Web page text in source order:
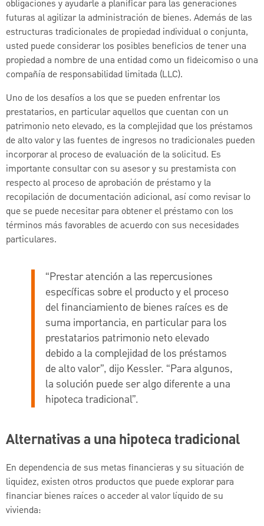
obligaciones y ayudarle a planificar para las generaciones
futuras al agilizar la administración de bienes. Además de las
estructuras tradicionales de propiedad individual o conjunta,
usted puede considerar los posibles beneficios de tener una
propiedad a nombre de una entidad como un fideicomiso o una
compañía de responsabilidad limitada (LLC).
Uno de los desafíos a los que se pueden enfrentar los
prestatarios, en particular aquellos que cuentan con un
patrimonio neto elevado, es la complejidad que los préstamos
de alto valor y las fuentes de ingresos no tradicionales pueden
incorporar al proceso de evaluación de la solicitud. Es
importante consultar con su asesor y su prestamista con
respecto al proceso de aprobación de préstamo y la
recopilación de documentación adicional, así como revisar lo
que se puede necesitar para obtener el préstamo con los
términos más favorables de acuerdo con sus necesidades
particulares.
“Prestar atención a las repercusiones
específicas sobre el producto y el proceso
del financiamiento de bienes raíces es de
suma importancia, en particular para los
prestatarios patrimonio neto elevado
debido a la complejidad de los préstamos
de alto valor”, dijo Kessler. “Para algunos,
la solución puede ser algo diferente a una
hipoteca tradicional”.
Alternativas a una hipoteca tradicional
En dependencia de sus metas financieras y su situación de
liquidez, existen otros productos que puede explorar para
financiar bienes raíces o acceder al valor líquido de su
vivienda: